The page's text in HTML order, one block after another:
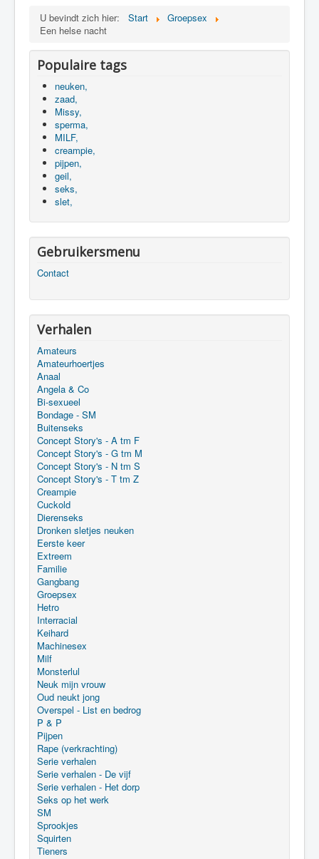
U bevindt zich hier:
Start
Groepsex
Een helse nacht
Populaire tags
neuken,
zaad,
Missy,
sperma,
MILF,
creampie,
pijpen,
geil,
seks,
slet,
Gebruikersmenu
Contact
Verhalen
Amateurs
Amateurhoertjes
Anaal
Angela & Co
Bi-sexueel
Bondage - SM
Buitenseks
Concept Story's - A tm F
Concept Story's - G tm M
Concept Story's - N tm S
Concept Story's - T tm Z
Creampie
Cuckold
Dierenseks
Dronken sletjes neuken
Eerste keer
Extreem
Familie
Gangbang
Groepsex
Hetro
Interracial
Keihard
Machinesex
Milf
Monsterlul
Neuk mijn vrouw
Oud neukt jong
Overspel - List en bedrog
P & P
Pijpen
Rape (verkrachting)
Serie verhalen
Serie verhalen - De vijf
Serie verhalen - Het dorp
Seks op het werk
SM
Sprookjes
Squirten
Tieners